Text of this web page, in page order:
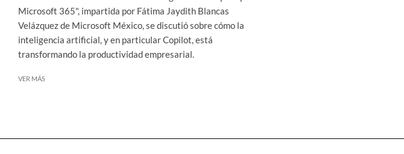
Microsoft 365", impartida por Fátima Jaydith Blancas
Velázquez de Microsoft México, se discutió sobre cómo la
inteligencia artificial, y en particular Copilot, está
transformando la productividad empresarial.
VER MÁS